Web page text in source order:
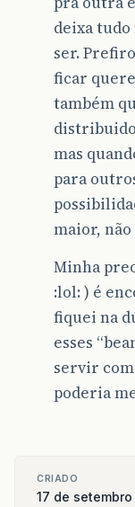
deixa
ser.
ficar
também
distribuido
mas
para
maior, não
Minha
:lol: ) é
fiquei na
esses
servir
poderia
CRIADO
17 de